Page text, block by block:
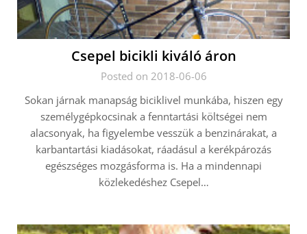
Csepel bicikli kiváló áron
Posted on 2018-06-06
Sokan járnak manapság biciklivel munkába, hiszen egy
személygépkocsinak a fenntartási költségei nem
alacsonyak, ha figyelembe vesszük a benzinárakat, a
karbantartási kiadásokat, ráadásul a kerékpározás
egészséges mozgásforma is. Ha a mindennapi
közlekedéshez Csepel…